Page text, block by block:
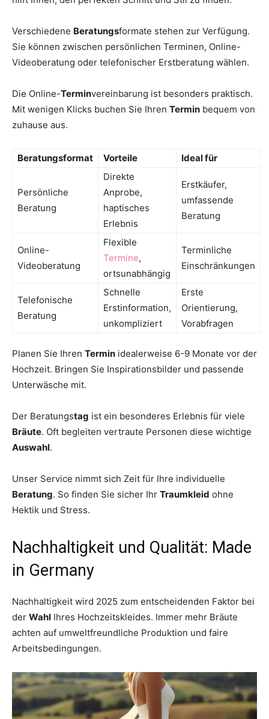
Verschiedene Beratungsformate stehen zur Verfügung.
Sie können zwischen persönlichen Terminen, Online-
Videoberatung oder telefonischer Erstberatung wählen.
Die Online-Terminvereinbarung ist besonders praktisch.
Mit wenigen Klicks buchen Sie Ihren Termin bequem von
zuhause aus.
Beratungsformat Vorteile Ideal für
Persönliche
Beratung
Direkte
Anprobe,
haptisches
Erlebnis
Erstkäufer,
umfassende
Beratung
Online-
Videoberatung
Flexible
Termine,
ortsunabhängig
Terminliche
Einschränkungen
Telefonische
Beratung
Schnelle
Erstinformation,
unkompliziert
Erste
Orientierung,
Vorabfragen
Planen Sie Ihren Termin idealerweise 6-9 Monate vor der
Hochzeit. Bringen Sie Inspirationsbilder und passende
Unterwäsche mit.
Der Beratungstag ist ein besonderes Erlebnis für viele
Bräute. Oft begleiten vertraute Personen diese wichtige
Auswahl.
Unser Service nimmt sich Zeit für Ihre individuelle
Beratung. So finden Sie sicher Ihr Traumkleid ohne
Hektik und Stress.
Nachhaltigkeit und Qualität: Made
in Germany
Nachhaltigkeit wird 2025 zum entscheidenden Faktor bei
der Wahl Ihres Hochzeitskleides. Immer mehr Bräute
achten auf umweltfreundliche Produktion und faire
Arbeitsbedingungen.